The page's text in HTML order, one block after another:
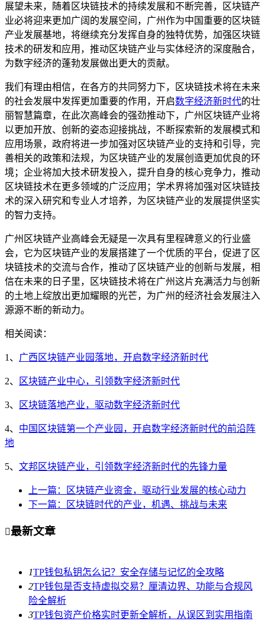
展望未来，随着区块链技术的持续发展和不断完善，区块链产
业必将迎来更加广阔的发展空间，广州作为中国重要的区块链
产业发展基地，将继续充分发挥自身的独特优势，加强区块链
技术的研发和应用，推动区块链产业与实体经济的深度融合，
为数字经济的蓬勃发展做出更大的贡献。
我们有理由相信，在各方的共同努力下，区块链技术将在未来
的社会发展中发挥更加重要的作用，开启数字经济新时代的壮
丽智慧篇章，在此次高峰会的强劲推动下，广州区块链产业将
以更加开放、创新的姿态迎接挑战，不断探索新的发展模式和
应用场景，政府将进一步加强对区块链产业的支持和引导，完
善相关的政策和法规，为区块链产业的发展创造更加优良的环
境；企业将加大技术研发投入，提升自身的核心竞争力，推动
区块链技术在更多领域的广泛应用；学术界将加强对区块链技
术的深入研究和专业人才培养，为区块链产业的发展提供坚实
的智力支持。
广州区块链产业高峰会无疑是一次具有里程碑意义的行业盛
会，它为区块链产业的发展搭建了一个优质的平台，促进了区
块链技术的交流与合作，推动了区块链产业的创新与发展，相
信在未来的日子里，区块链技术将在广州这片充满活力与创新
的土地上绽放出更加耀眼的光芒，为广州的经济社会发展注入
源源不断的新动力。
相关阅读：
1、 广西区块链产业园落地，开启数字经济新时代
2、 区块链产业中心，引领数字经济新时代
3、 区块链落地产业，驱动数字经济新时代
4、 中国区块链第一个产业园，开启数字经济新时代的前沿阵
地
5、 文邦区块链产业，引领数字经济新时代的先锋力量
上一篇：区块链产业资金，驱动行业发展的核心动力
下一篇：区块链时代的产业，机遇、挑战与未来
最新文章
1TP钱包私钥怎么记？安全存储与记忆的全攻略
2TP钱包是否支持虚拟交易？厘清边界、功能与合规风
险全解析
3TP钱包资产价格实时更新全解析，从误区到实用指南